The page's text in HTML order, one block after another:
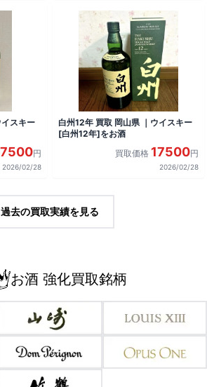
スキー
円
2026/02/28
白州12年 買取 岡山県 ｜ウイスキー
[白州12年]をお酒
買取価格 17500円
2026/02/28
過去の買取実績を見る
お酒 強化買取銘柄